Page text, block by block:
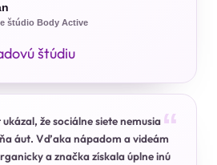
štúdio Body Active
štúdiu
“
že sociálne siete nemusia
áut. Vďaka nápadom a videám
a značka získala úplne inú